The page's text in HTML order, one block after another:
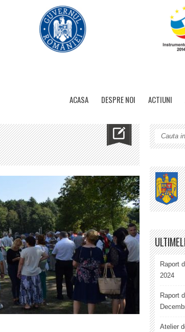
ACASA DESPRE NOI ACTIUNI
Raport
2024
Raport
Atelier